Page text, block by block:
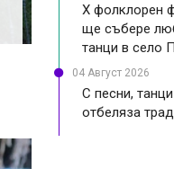
X фолклорен
ще събере
танци в село
04 Август 2026
С песни,
отбеляза